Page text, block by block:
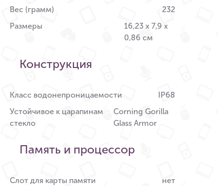
Вес (грамм)
232
Размеры
16,23 x 7,9 x
0,86 см
Конструкция
Класс водонепроницаемости
IP68
Устойчивое к царапинам
стекло
Corning Gorilla
Glass Armor
Память и процессор
Слот для карты памяти
нет